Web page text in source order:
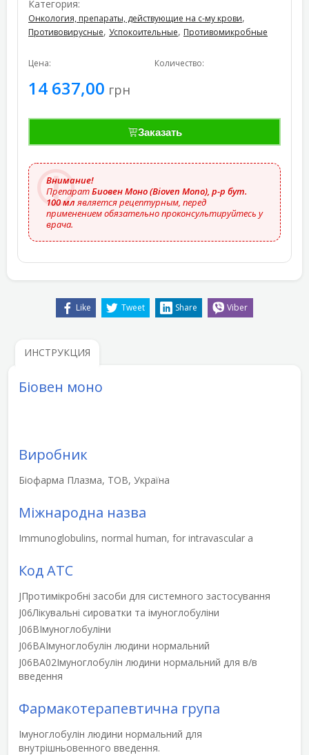
Категория:
Онкология, препараты, действующие на с-му крови,
Противовирусные, Успокоительные, Противомикробные
Цена:
14 637,00 грн
Количество:
Заказать
Внимание!
ПрепаратБиовен Моно (Bioven Mono), р-р бут.
100 млявляется рецептурным, перед
применением обязательно проконсультируйтесь у
врача.
Like Tweet Share Viber
ИНСТРУКЦИЯ
Біовен моно
Виробник
Біофарма Плазма, ТОВ, Україна
Міжнародна назва
Immunoglobulins, normal human, for intravascular a
Код АТС
JПротимікробні засоби для системного застосування
J06Лікувальні сироватки та імуноглобуліни
J06BІмуноглобуліни
J06BAІмуноглобулін людини нормальний
J06BA02Імуноглобулін людини нормальний для в/в
введення
Фармакотерапевтична група
Імуноглобулін людини нормальний для
внутрішньовенного введення.